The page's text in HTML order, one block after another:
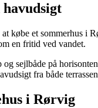
havudsigt
købe et sommerhus i
en fritid ved vandet.
sejlbåde på
fra både
i Rørvig